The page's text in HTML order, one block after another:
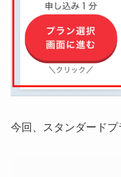
今回、スタンダードプ